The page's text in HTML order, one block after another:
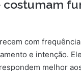
costumam
com
e intenção.
melhor